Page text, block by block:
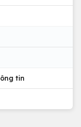
tin